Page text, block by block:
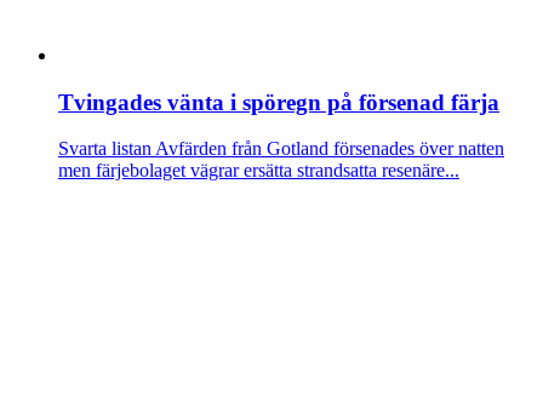
Tvingades vänta i spöregn på försenad färja
Svarta listanAvfärden från Gotland försenades över natten
men färjebolaget vägrar ersätta strandsatta resenäre...